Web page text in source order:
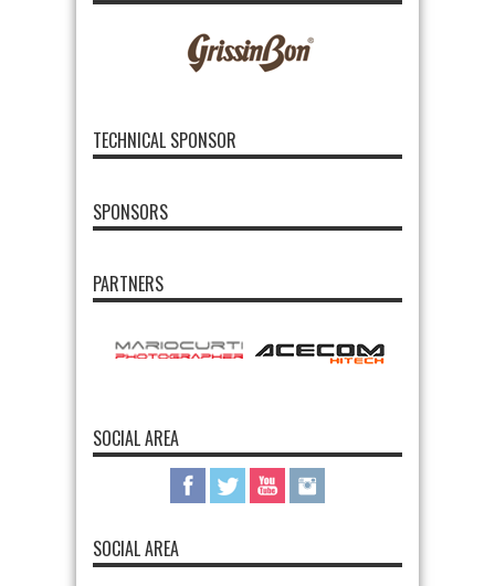
TECHNICAL SPONSOR
SPONSORS
PARTNERS
SOCIAL AREA
SOCIAL AREA